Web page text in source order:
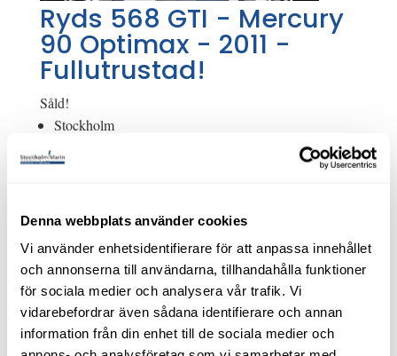
Denna webbplats använder cookies
Vi använder enhetsidentifierare för att anpassa innehållet
och annonserna till användarna, tillhandahålla funktioner
för sociala medier och analysera vår trafik. Vi
vidarebefordrar även sådana identifierare och annan
information från din enhet till de sociala medier och
Ryds 568 GTI - Mercury
90 Optimax - 2011 -
Fullutrustad!
Såld!
Stockholm
Glasfiber
Modellår: 2010
5,74 m x 2,18 m
Motortyp: Utombordare
Om båten
Visas vid vår brygga på Bullandö Marina. Ring 08-